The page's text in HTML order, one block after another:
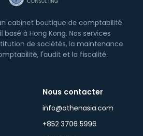
un cabinet boutique de comptabilité
basé à Hong Kong. Nos services
de sociétés, la maintenance
l'audit et la fiscalité.
Nous contacter
info@athenasia.com
+852 3706 5996